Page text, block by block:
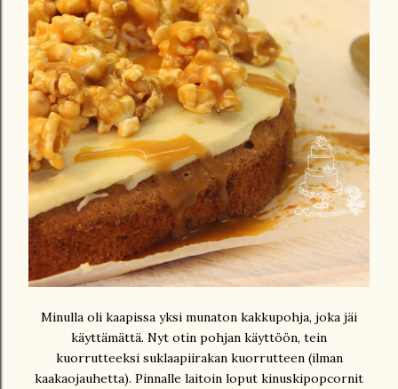
Minulla oli kaapissa yksi munaton kakkupohja, joka jäi
käyttämättä. Nyt otin pohjan käyttöön, tein
kuorrutteeksi suklaapiirakan kuorrutteen (ilman
kaakaojauhetta). Pinnalle laitoin loput kinuskipopcornit